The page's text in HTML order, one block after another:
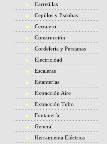
Carretillas
Cepillos y Escobas
Cerrajero
Construcción
Cordelería y Persianas
Electricidad
Escaleras
Estanterías
Extracción Aire
Extracción Tubo
Fontanería
General
Herramienta Eléctrica